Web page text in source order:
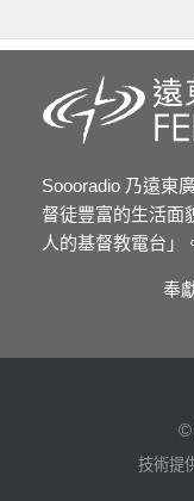
Soooradio 乃遠東
督徒豐富的生活面
人的基督教電台」
奉
©
技術提